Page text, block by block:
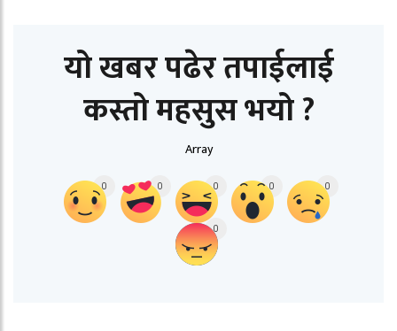
यो खबर पढेर तपाईलाई
कस्तो महसुस भयो ?
Array
0 0 0 0 0
0